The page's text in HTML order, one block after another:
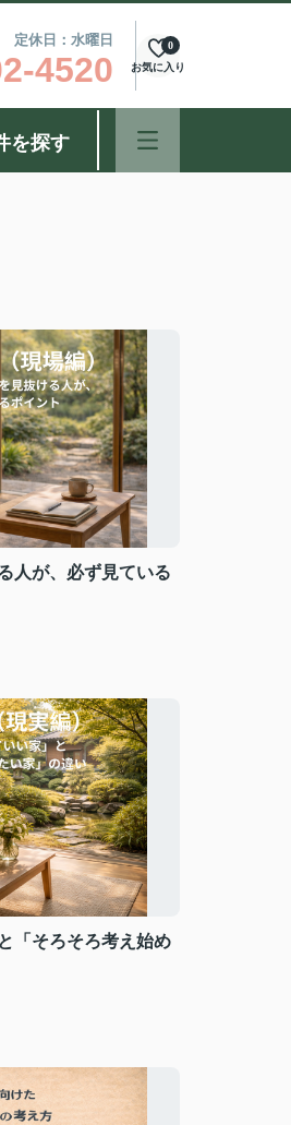
定休日：水曜日
4520 お気に入り
0
を探す
人が、必ず見ている
「そろそろ考え始め